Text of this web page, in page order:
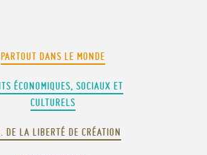
PARTOUT DANS LE MONDE
ÉCONOMIQUES, SOCIAUX ET
CULTURELS
DE LA LIBERTÉ DE CRÉATION